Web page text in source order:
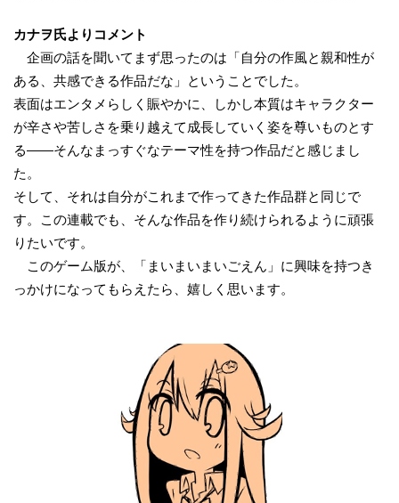
カナヲ氏よりコメント
企画の話を聞いてまず思ったのは「自分の作風と親和性が
ある、共感できる作品だな」ということでした。
表面はエンタメらしく賑やかに、しかし本質はキャラクター
が辛さや苦しさを乗り越えて成長していく姿を尊いものとす
る――そんなまっすぐなテーマ性を持つ作品だと感じまし
た。
そして、それは自分がこれまで作ってきた作品群と同じで
す。この連載でも、そんな作品を作り続けられるように頑張
りたいです。
このゲーム版が、「まいまいまいごえん」に興味を持つき
っかけになってもらえたら、嬉しく思います。